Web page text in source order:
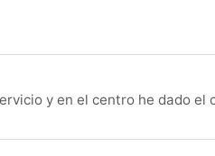
y en el centro he dado el